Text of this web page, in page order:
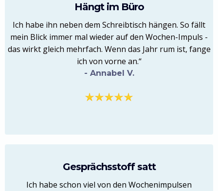
Hängt im Büro
Ich habe ihn neben dem Schreibtisch hängen. So fällt
mein Blick immer mal wieder auf den Wochen-Impuls -
das wirkt gleich mehrfach. Wenn das Jahr rum ist, fange
ich von vorne an.“
- Annabel V.
Gesprächsstoff satt
Ich habe schon viel von den Wochenimpulsen